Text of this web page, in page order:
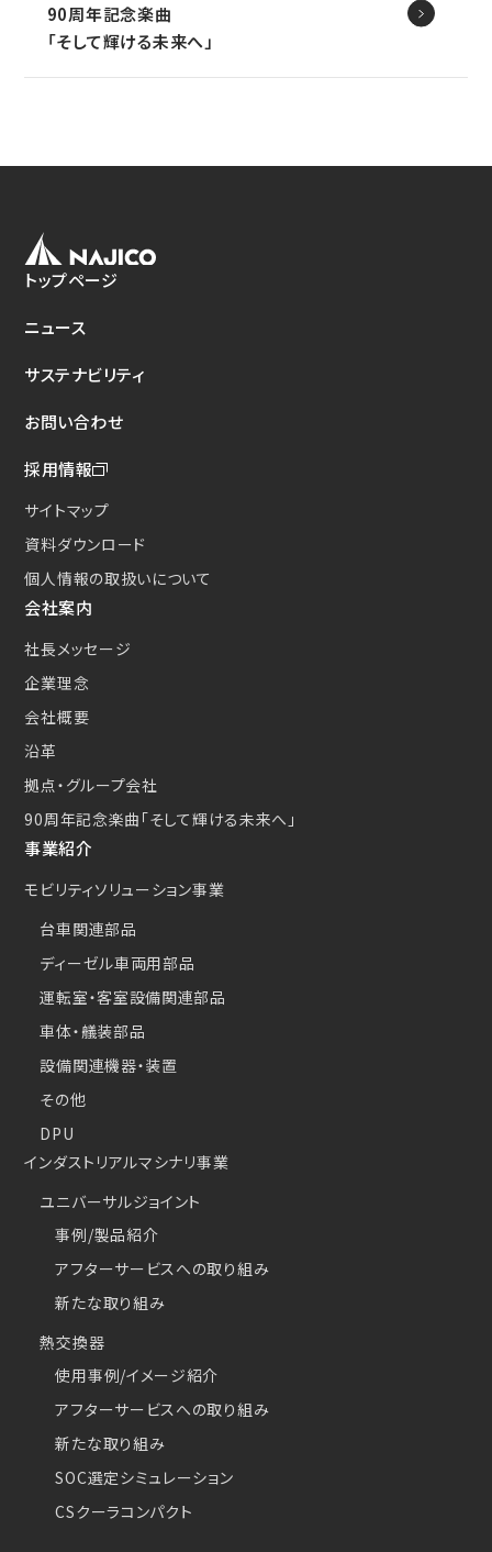
90周年記念楽曲
「そして輝ける未来へ」
トップページ
ニュース
サステナビリティ
お問い合わせ
採用情報
サイトマップ
資料ダウンロード
個人情報の取扱いについて
会社案内
社長メッセージ
企業理念
会社概要
沿革
拠点・グループ会社
90周年記念楽曲 「そして輝ける未来へ」
事業紹介
モビリティソリューション事業
台車関連部品
ディーゼル車両用部品
運転室・客室設備関連部品
車体・艤装部品
設備関連機器・装置
その他
DPU
インダストリアルマシナリ事業
ユニバーサルジョイント
事例/製品紹介
アフターサービスへの取り組み
新たな取り組み
熱交換器
使用事例/イメージ紹介
アフターサービスへの取り組み
新たな取り組み
SOC選定シミュレーション
CSクーラコンパクト